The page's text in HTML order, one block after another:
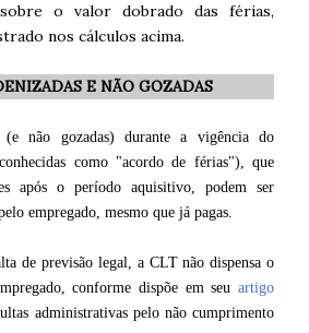
o valor dobrado das férias,
nos cálculos acima.
E NÃO GOZADAS
(e não gozadas) durante a vigência do
como "acordo de férias"), que
após o período aquisitivo, podem ser
empregado, mesmo que já pagas.
de previsão legal, a CLT não dispensa o
conforme dispõe em seu artigo
administrativas pelo não cumprimento